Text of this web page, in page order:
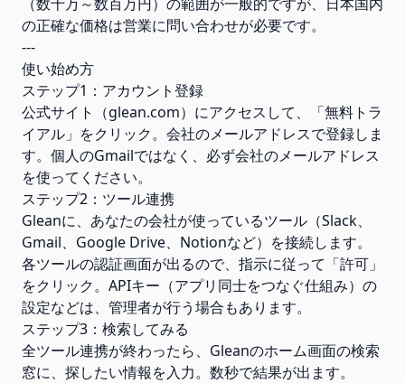
の正確な価格は営業に問い合わせが必要です。
---
使い始め方
ステップ1：アカウント登録
公式サイト（glean.com）にアクセスして、「無料トラ
イアル」をクリック。会社のメールアドレスで登録しま
す。個人のGmailではなく、必ず会社のメールアドレス
を使ってください。
ステップ2：ツール連携
Gleanに、あなたの会社が使っているツール（Slack、
Gmail、Google Drive、Notionなど）を接続します。
各ツールの認証画面が出るので、指示に従って「許可」
をクリック。APIキー（アプリ同士をつなぐ仕組み）の
設定などは、管理者が行う場合もあります。
ステップ3：検索してみる
全ツール連携が終わったら、Gleanのホーム画面の検索
窓に、探したい情報を入力。数秒で結果が出ます。